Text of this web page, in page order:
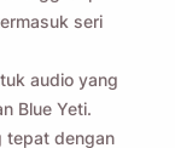
seri
audio yang
Blue Yeti.
tepat dengan